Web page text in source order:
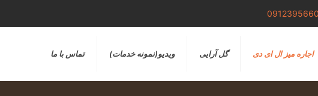
اجاره میز ال ای دی گل آرایی ویدیو(نمونه خدمات) تماس با ما